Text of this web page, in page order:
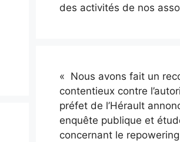
des activités de nos
« Nous avons fait un
contentieux contre
préfet de l’Hérault
enquête publique et
concernant le